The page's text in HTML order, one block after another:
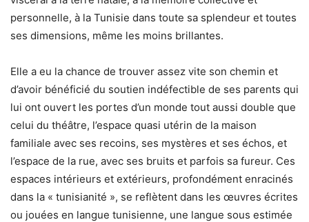
personnelle, à la Tunisie dans toute sa splendeur et toutes
ses dimensions, même les moins brillantes.
Elle a eu la chance de trouver assez vite son chemin et
d’avoir bénéficié du soutien indéfectible de ses parents qui
lui ont ouvert les portes d’un monde tout aussi double que
celui du théâtre, l’espace quasi utérin de la maison
familiale avec ses recoins, ses mystères et ses échos, et
l’espace de la rue, avec ses bruits et parfois sa fureur. Ces
espaces intérieurs et extérieurs, profondément enracinés
dans la « tunisianité », se reflètent dans les œuvres écrites
ou jouées en langue tunisienne, une langue sous estimée